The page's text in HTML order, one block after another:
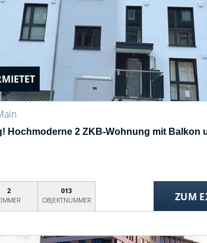
Hochmoderne 2 ZKB-Wohnung mit Balkon
2
013
OBJEKTNUMMER
ZUM